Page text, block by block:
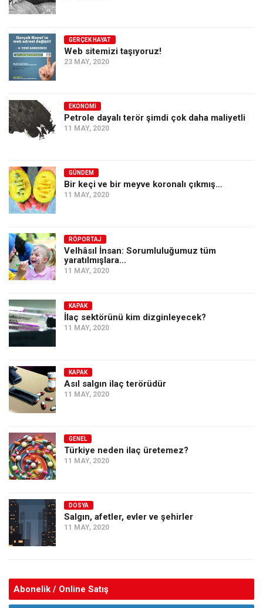
Manzara
Sağlık
Gıda-Beslenme
Hayat
Siyaset
Dünya
Asya
Afrika
Avustralya
Tarih
Dosyalar
GERÇEK HAYAT
Web sitemizi taşıyoruz!
23 MAY, 2020
EKONOMI
Petrole dayalı terör şimdi çok daha maliyetli
11 MAY, 2020
GÜNDEM
Bir keçi ve bir meyve koronalı çıkmış…
11 MAY, 2020
RÖPORTAJ
Velhâsıl İnsan: Sorumluluğumuz tüm
yaratılmışlara…
11 MAY, 2020
KAPAK
İlaç sektörünü kim dizginleyecek?
11 MAY, 2020
KAPAK
Asıl salgın ilaç terörüdür
11 MAY, 2020
GENEL
Türkiye neden ilaç üretemez?
11 MAY, 2020
DOSYA
Salgın, afetler, evler ve şehirler
11 MAY, 2020
Abonelik / Online Satış